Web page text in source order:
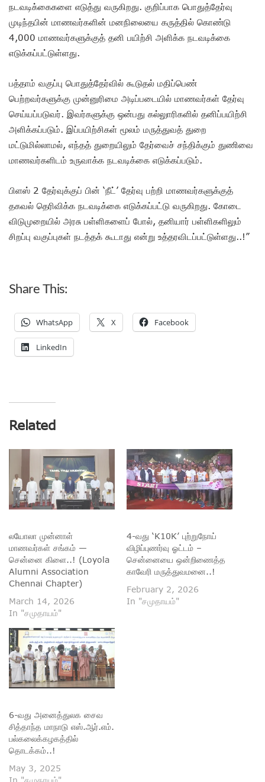
நடவடிக்கைகளை எடுத்து வருகிறது. குறிப்பாக பொதுத்தேர்வு
முடிந்தபின் மாணவர்களின் மனநிலையை கருத்தில் கொண்டு
4,000 மாணவர்களுக்குத் தனி பயிற்சி அளிக்க நடவடிக்கை
எடுக்கப்பட்டுள்ளது.
பத்தாம் வகுப்பு பொதுத்தேர்வில் கூடுதல் மதிப்பெண்
பெற்றவர்களுக்கு முன்னுரிமை அடிப்படையில் மாணவர்கள் தேர்வு
செய்யப்படுவர். இவர்களுக்கு ஒன்பது கல்லுாரிகளில் தனிப்பயிற்சி
அளிக்கப்படும். இப்பயிற்சிகள் மூலம் மருத்துவத் துறை
மட்டுமில்லாமல், எந்தத் துறையிலும் தேர்வைச் சந்திக்கும் துணிவை
மாணவர்களிடம் உருவாக்க நடவடிக்கை எடுக்கப்படும்.
பிளஸ் 2 தேர்வுக்குப் பின் ‘நீட்’ தேர்வு பற்றி மாணவர்களுக்குத்
தகவல் தெரிவிக்க நடவடிக்கை எடுக்கப்பட்டு வருகிறது. கோடை
விடுமுறையில் அரசு பள்ளிகளைப் போல், தனியார் பள்ளிகளிலும்
சிறப்பு வகுப்புகள் நடத்தக் கூடாது என்று உத்தரவிடப்பட்டுள்ளது..!”
Share This:
WhatsApp X Facebook
LinkedIn
Related
லயோலா முன்னாள்
மாணவர்கள் சங்கம் —
சென்னை கிளை..! (Loyola
Alumni Association
Chennai Chapter)
March 14, 2026
In "சமுதாயம்"
4-வது ‘K10K’ புற்றுநோய்
விழிப்புணர்வு ஓட்டம் –
சென்னையை ஒன்றிணைத்த
காவேரி மருத்துவமனை..!
February 2, 2026
In "சமுதாயம்"
6-வது அனைத்துலக சைவ
சித்தாந்த மாநாடு எஸ்.ஆர்.எம்.
பல்கலைக்கழகத்தில்
தொடக்கம்..!
May 3, 2025